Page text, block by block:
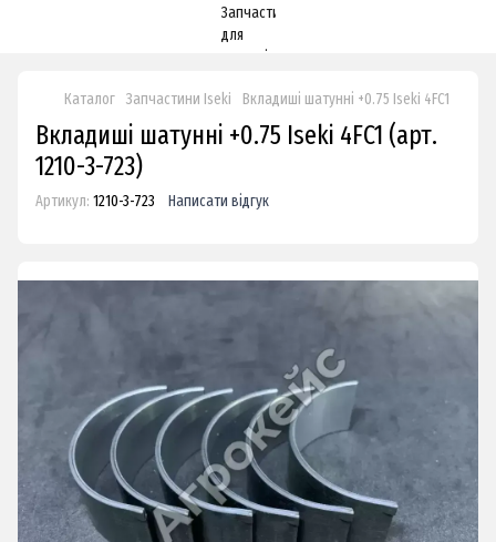
Каталог Запчастини Iseki Вкладиші шатунні +0.75 Iseki 4FC1
Вкладиші шатунні +0.75 Iseki 4FC1 (арт.
1210-3-723)
Артикул: 1210-3-723 Написати відгук